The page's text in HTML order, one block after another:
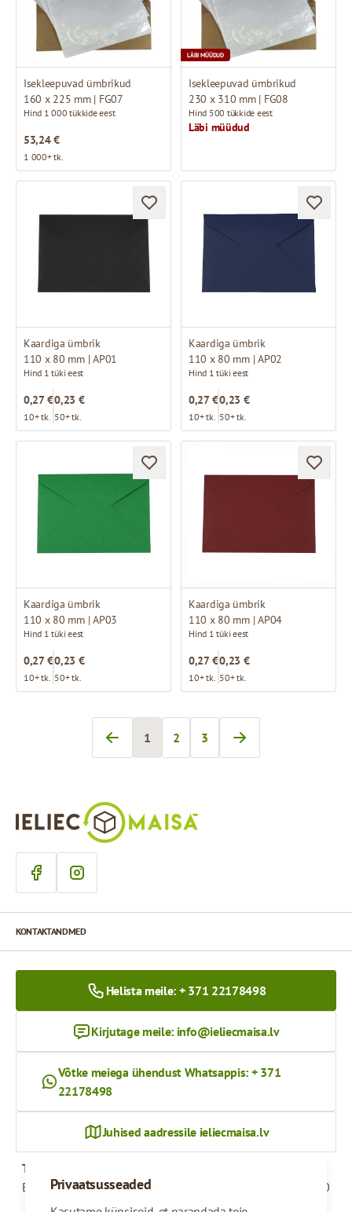
Isekleepuvad ümbrikud
160 x 225 mm | FG07
Hind 1 000 tükkide eest
53,24 €
1 000+ tk.
LÄBI MÜÜDUD
Isekleepuvad ümbrikud
230 x 310 mm | FG08
Hind 500 tükkide eest
Läbi müüdud
Kaardiga ümbrik
110 x 80 mm | AP01
Hind 1 tüki eest
0,27 €
10+ tk.
0,23 €
50+ tk.
Kaardiga ümbrik
110 x 80 mm | AP02
Hind 1 tüki eest
0,27 €
10+ tk.
0,23 €
50+ tk.
Kaardiga ümbrik
110 x 80 mm | AP03
Hind 1 tüki eest
0,27 €
10+ tk.
0,23 €
50+ tk.
Kaardiga ümbrik
110 x 80 mm | AP04
Hind 1 tüki eest
0,27 €
10+ tk.
0,23 €
50+ tk.
Te loete praegu lehte
1
Page
2
Page
3
Privaatsusseaded
KONTAKTANDMED
Helista meile: + 371 22178498
Kirjutage meile: info@ieliecmaisa.lv
Võtke meiega ühendust Whatsappis: + 371
22178498
Juhised aadressile ieliecmaisa.lv
Tööaeg
Esmaspäevast reedeni
09:00 - 17:00